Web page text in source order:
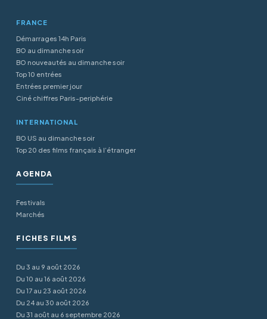
FRANCE
Démarrages 14h Paris
BO au dimanche soir
BO nouveautés au dimanche soir
Top 10 entrées
Entrées premier jour
Ciné chiffres Paris-periphérie
INTERNATIONAL
BO US au dimanche soir
Top 20 des films français à l’étranger
AGENDA
Festivals
Marchés
FICHES FILMS
Du 3 au 9 août 2026
Du 10 au 16 août 2026
Du 17 au 23 août 2026
Du 24 au 30 août 2026
Du 31 août au 6 septembre 2026